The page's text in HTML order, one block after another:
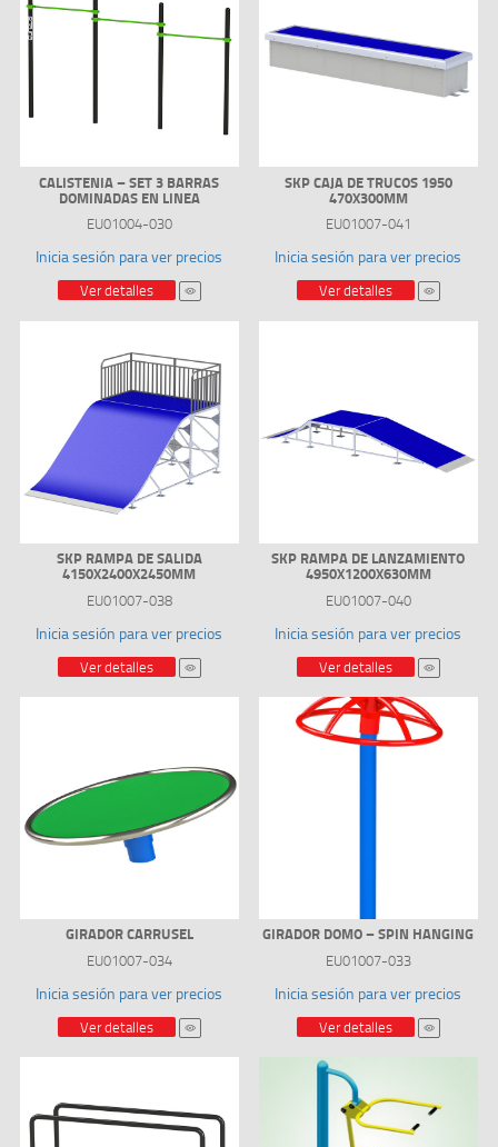
CALISTENIA – SET 3 BARRAS
DOMINADAS EN LINEA
EU01004-030
Inicia sesión para ver precios
Ver detalles
SKP CAJA DE TRUCOS 1950
470X300MM
EU01007-041
Inicia sesión para ver precios
Ver detalles
SKP RAMPA DE SALIDA
4150X2400X2450MM
EU01007-038
Inicia sesión para ver precios
Ver detalles
SKP RAMPA DE LANZAMIENTO
4950X1200X630MM
EU01007-040
Inicia sesión para ver precios
Ver detalles
GIRADOR CARRUSEL
EU01007-034
Inicia sesión para ver precios
Ver detalles
GIRADOR DOMO – SPIN HANGING
EU01007-033
Inicia sesión para ver precios
Ver detalles